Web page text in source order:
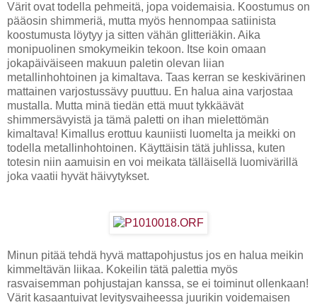
Värit ovat todella pehmeitä, jopa voidemaisia. Koostumus on
pääosin shimmeriä, mutta myös hennompaa satiinista
koostumusta löytyy ja sitten vähän glitteriäkin. Aika
monipuolinen smokymeikin tekoon. Itse koin omaan
jokapäiväiseen makuun paletin olevan liian
metallinhohtoinen ja kimaltava. Taas kerran se keskivärinen
mattainen varjostussävy puuttuu. En halua aina varjostaa
mustalla. Mutta minä tiedän että muut tykkäävät
shimmersävyistä ja tämä paletti on ihan mielettömän
kimaltava! Kimallus erottuu kauniisti luomelta ja meikki on
todella metallinhohtoinen. Käyttäisin tätä juhlissa, kuten
totesin niin aamuisin en voi meikata tälläisellä luomivärillä
joka vaatii hyvät häivytykset.
Minun pitää tehdä hyvä mattapohjustus jos en halua meikin
kimmeltävän liikaa. Kokeilin tätä palettia myös
rasvaisemman pohjustajan kanssa, se ei toiminut ollenkaan!
Värit kasaantuivat levitysvaiheessa juurikin voidemaisen